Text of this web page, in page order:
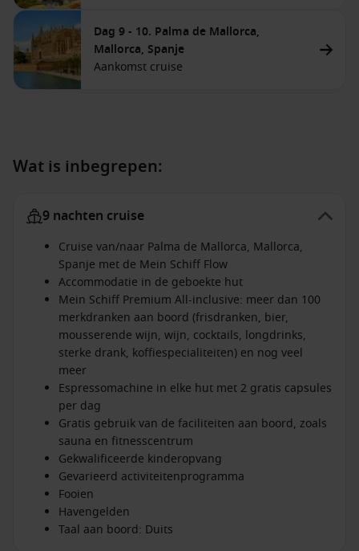
Dag 9 - 10. Palma de Mallorca,
Mallorca, Spanje
Aankomst cruise
Wat is inbegrepen:
9 nachten cruise
Cruise van/naar Palma de Mallorca, Mallorca,
Spanje met de Mein Schiff Flow
Accommodatie in de geboekte hut
Mein Schiff Premium All-inclusive: meer dan 100
merkdranken aan boord (frisdranken, bier,
mousserende wijn, wijn, cocktails, longdrinks,
sterke drank, koffiespecialiteiten) en nog veel
meer
Espressomachine in elke hut met 2 gratis capsules
per dag
Gratis gebruik van de faciliteiten aan boord, zoals
sauna en fitnesscentrum
Gekwalificeerde kinderopvang
Gevarieerd activiteitenprogramma
Fooien
Havengelden
Taal aan boord: Duits